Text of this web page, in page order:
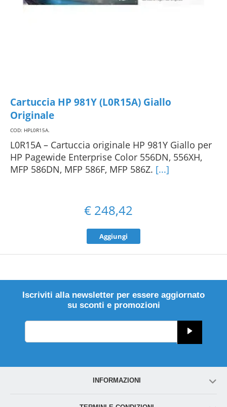
Cartuccia HP 981Y (L0R15A) Giallo
Originale
COD: HPL0R15A.
L0R15A – Cartuccia originale HP 981Y Giallo per
HP Pagewide Enterprise Color 556DN, 556XH,
MFP 586DN, MFP 586F, MFP 586Z. [...]
€ 248,42
Aggiungi
Iscriviti alla newsletter per essere aggiornato
su sconti e promozioni
INFORMAZIONI